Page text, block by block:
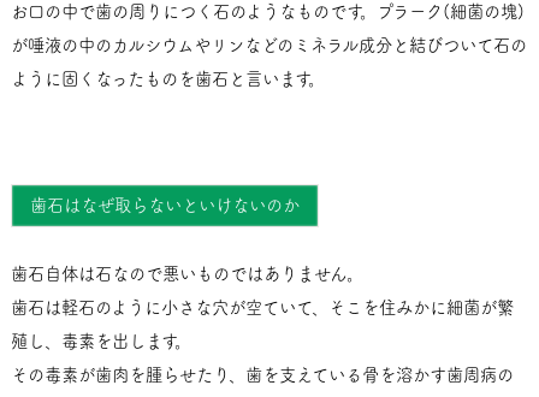
お口の中で歯の周りにつく石のようなものです。プラーク(細菌の塊)
が唾液の中のカルシウムやリンなどのミネラル成分と結びついて石の
ように固くなったものを歯石と言います。
歯石はなぜ取らないといけないのか
歯石自体は石なので悪いものではありません。
歯石は軽石のように小さな穴が空ていて、そこを住みかに細菌が繁
殖し、毒素を出します。
その毒素が歯肉を腫らせたり、歯を支えている骨を溶かす歯周病の